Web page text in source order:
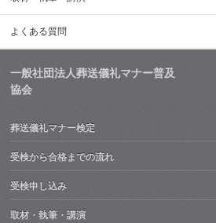
よくある質問
一般社団法人葬送儀礼マナー普及
協会
葬送儀礼マナー検定
受検から合格までの流れ
受検申し込み
取材・執筆・講演